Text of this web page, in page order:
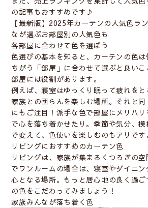
の記事もおすすめです♪
【最新版】2025年カーテンの人気色ラ
なが選ぶお部屋別の人気色も
各部屋に合わせて色を選ぼう
色選びの基本を知ると、カーテンの色
ちがう「部屋」に合わせて選ぶと良いこ
部屋には役割があります。
例えば、寝室はゆっくり眠って疲れを
家族との団らんを楽しむ場所。それと
にもご注目！派手な色で部屋にメリハ
で心を落ち着かせたり。季節や気分、
で変えて、色使いを楽しむのもアリです
リビングにおすすめのカーテン色
リビングは、家族が集まるくつろぎの
でワンルームの場合は、寝室やダイニ
心となる場所。もっと居心地の良く過
の色をこだわってみましょう！
家族みんなが落ち着く色